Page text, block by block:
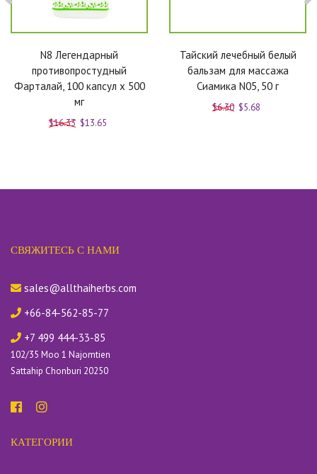
N8 Легендарный
противопростудный
Фарталай, 100 капсул x 500
мг
$16.33 $13.65
Тайский лечебный белый
бальзам для массажа
Сиамика N05, 50 г
$6.30 $5.68
СВЯЖИТЕСЬ С НАМИ
sales@allthaiherbs.com
+66-84-562-85-77
+7 499 444-33-85
102/35 Moo 1 Najomtien
Sattahip Chonburi 20250
КАТЕГОРИИ